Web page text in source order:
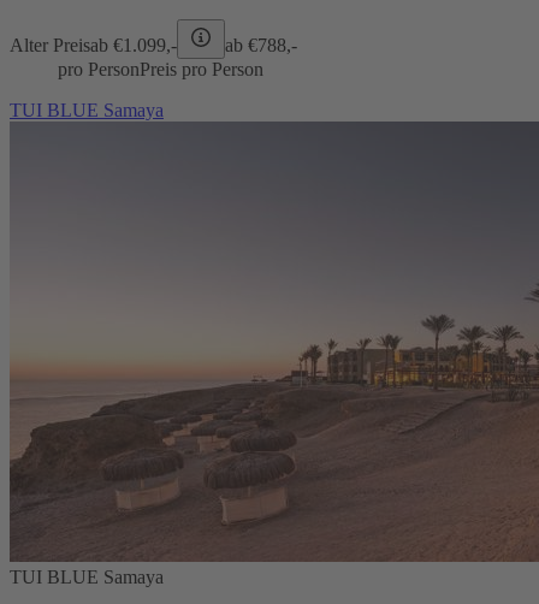
Alter Preisab €1.099,- ab €788,-
pro PersonPreis pro Person
TUI BLUE Samaya
TUI BLUE Samaya